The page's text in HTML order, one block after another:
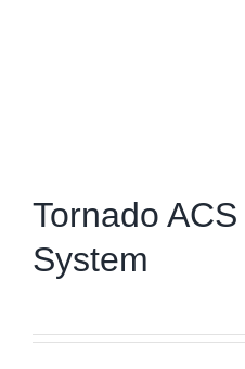
Shop
Kontakt
Tornado
System